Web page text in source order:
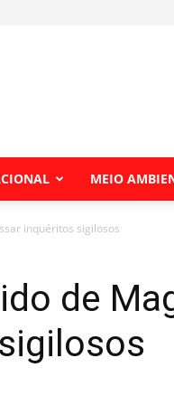
MEIO
inquéritos sigilosos
de